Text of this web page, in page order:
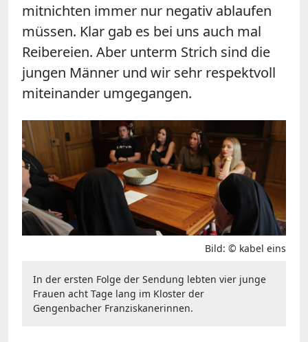
mitnichten immer nur negativ ablaufen
müssen. Klar gab es bei uns auch mal
Reibereien. Aber unterm Strich sind die
jungen Männer und wir sehr respektvoll
miteinander umgegangen.
Bild: © kabel eins
In der ersten Folge der Sendung lebten vier junge
Frauen acht Tage lang im Kloster der
Gengenbacher Franziskanerinnen.